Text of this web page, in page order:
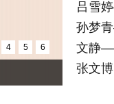
4 5 6
吕雪
孙梦
文静
张文